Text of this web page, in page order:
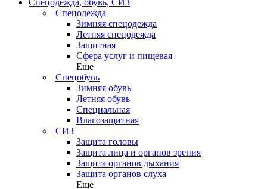
Спецодежда
Зимняя спецодежда
Летняя спецодежда
Защитная
Сфера услуг и пищевая
Еще
Спецобувь
Зимняя обувь
Летняя обувь
Специальная
Влагозащитная
СИЗ
Защита головы
Защита лица и органов зрения
Защита органов дыхания
Защита органов слуха
Еще